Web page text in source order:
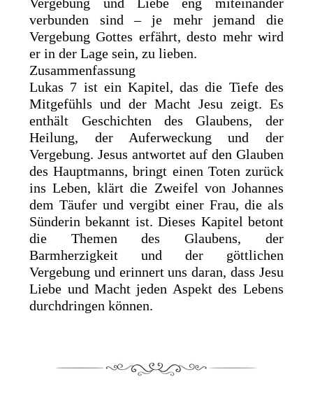
verbunden sind – je mehr jemand die
Vergebung Gottes erfährt, desto mehr wird
er in der Lage sein, zu lieben.
Zusammenfassung
Lukas 7 ist ein Kapitel, das die Tiefe des
Mitgefühls und der Macht Jesu zeigt. Es
enthält Geschichten des Glaubens, der
Heilung, der Auferweckung und der
Vergebung. Jesus antwortet auf den Glauben
des Hauptmanns, bringt einen Toten zurück
ins Leben, klärt die Zweifel von Johannes
dem Täufer und vergibt einer Frau, die als
Sünderin bekannt ist. Dieses Kapitel betont
die Themen des Glaubens, der
Barmherzigkeit und der göttlichen
Vergebung und erinnert uns daran, dass Jesu
Liebe und Macht jeden Aspekt des Lebens
durchdringen können.